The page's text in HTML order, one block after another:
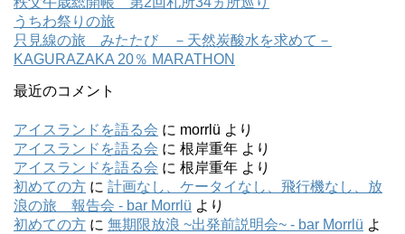
うちわ祭りの旅
只見線の旅 みたたび －天然炭酸水を求めて－
KAGURAZAKA 20％ MARATHON
最近のコメント
アイスランドを語る会 に morrlü より
アイスランドを語る会 に 根岸重年 より
アイスランドを語る会 に 根岸重年 より
初めての方 に 計画なし、ケータイなし、飛行機なし、放
浪の旅 報告会 - bar Morrlü より
初めての方 に 無期限放浪 ~出発前説明会~ - bar Morrlü よ